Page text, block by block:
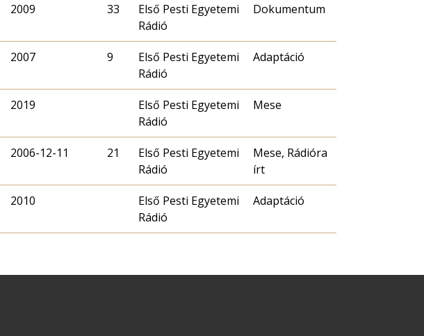
2009 33
Első Pesti Egyetemi
Rádió
Dokumentum
2007 9
Első Pesti Egyetemi
Rádió
Adaptáció
2019
Első Pesti Egyetemi
Rádió
Mese
2006-12-11 21
Első Pesti Egyetemi
Rádió
Mese, Rádióra
írt
2010
Első Pesti Egyetemi
Rádió
Adaptáció